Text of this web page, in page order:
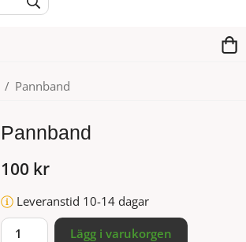
/ Pannband
Pannband
100 kr
Leveranstid 10-14 dagar
Lägg i varukorgen